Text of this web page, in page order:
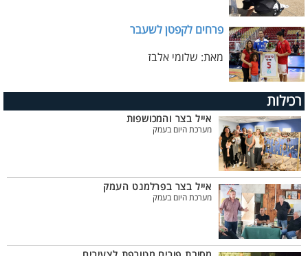
פרחים לקפטן לשעבר
מאת: שלומי אלבז
רכילות
אייל בצר והמכושפות
מערכת היום בעמק
אייל בצר בפרלמנט העמק
מערכת היום בעמק